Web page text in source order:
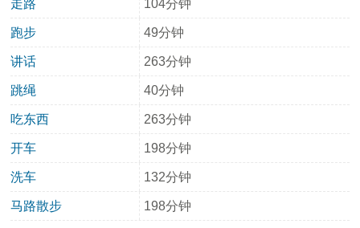
走路 104分钟
跑步 49分钟
讲话 263分钟
跳绳 40分钟
吃东西 263分钟
开车 198分钟
洗车 132分钟
马路散步 198分钟